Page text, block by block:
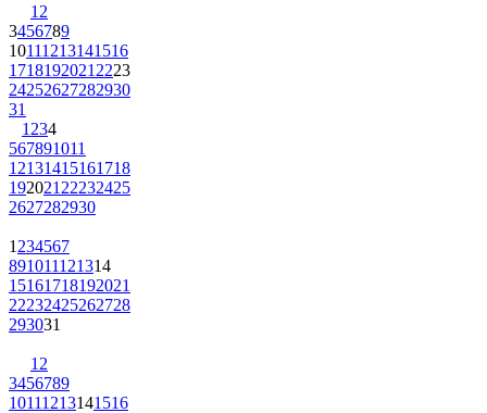
1 2
3456789
10111213141516
1718192021 2223
24252627282930
31
1 234
567891011
12131415161718
192021 22232425
2627282930
1 234567
891011121314
15161718192021
22232425262728
293031
1 2
3456789
10111213141516